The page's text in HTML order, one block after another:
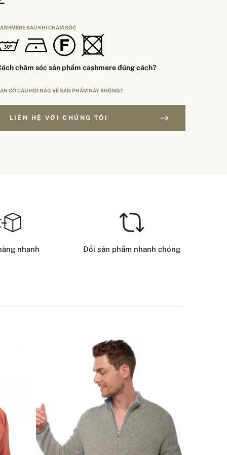
SAU KHI CHĂM SÓC
chăm sóc sản phẩm cashmere đúng cách?
CÓ CÂU HỎI NÀO VỀ SẢN PHẨM NÀY KHÔNG?
LIÊN HỆ VỚI CHÚNG TÔI
VẬN CHUYỂN – THANH TOÁN BẰNG THẺ
CÓ CÂU HỎI NÀO VỀ SẢN PHẨM NÀY KHÔNG?
LIÊN HỆ VỚI CHÚNG TÔI
nhanh Đổi sản phẩm nhanh chóng